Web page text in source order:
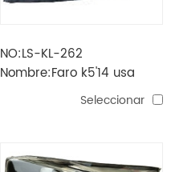
NO:LS-KL-262
Nombre:Faro k5'14 usa
Seleccionar